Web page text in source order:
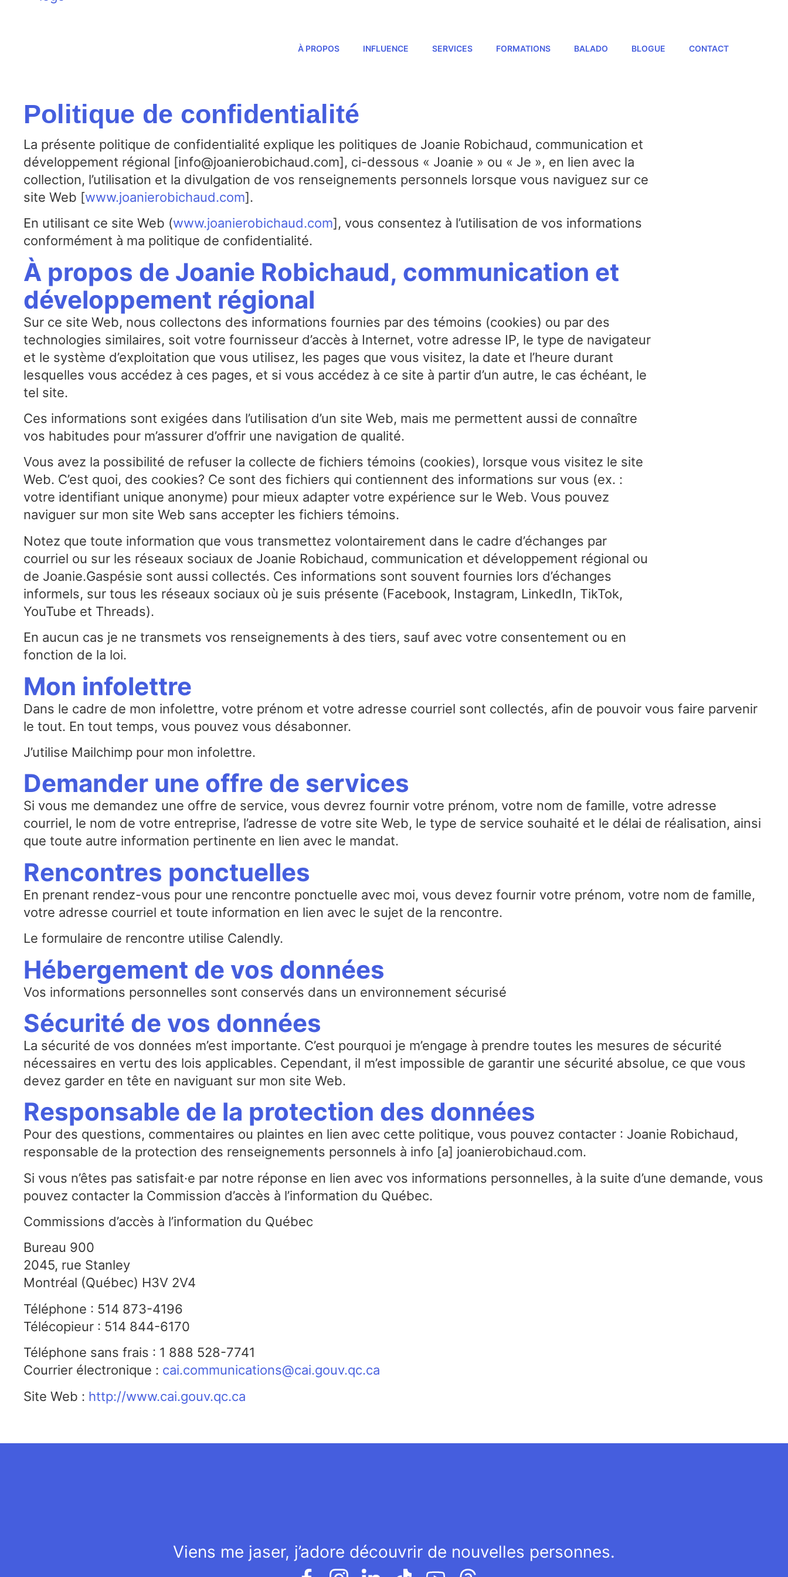
À PROPOS INFLUENCE SERVICES FORMATIONS BALADO BLOGUE CONTACT
Politique de confidentialité
La présente politique de confidentialité explique les politiques de Joanie Robichaud, communication et
développement régional [info@joanierobichaud.com], ci-dessous « Joanie » ou « Je », en lien avec la
collection, l’utilisation et la divulgation de vos renseignements personnels lorsque vous naviguez sur ce
site Web [www.joanierobichaud.com].
En utilisant ce site Web (www.joanierobichaud.com], vous consentez à l’utilisation de vos informations
conformément à ma politique de confidentialité.
À propos de Joanie Robichaud, communication et
développement régional
Sur ce site Web, nous collectons des informations fournies par des témoins (cookies) ou par des
technologies similaires, soit votre fournisseur d’accès à Internet, votre adresse IP, le type de navigateur
et le système d’exploitation que vous utilisez, les pages que vous visitez, la date et l’heure durant
lesquelles vous accédez à ces pages, et si vous accédez à ce site à partir d’un autre, le cas échéant, le
tel site.
Ces informations sont exigées dans l’utilisation d’un site Web, mais me permettent aussi de connaître
vos habitudes pour m’assurer d’offrir une navigation de qualité.
Vous avez la possibilité de refuser la collecte de fichiers témoins (cookies), lorsque vous visitez le site
Web. C’est quoi, des cookies? Ce sont des fichiers qui contiennent des informations sur vous (ex. :
votre identifiant unique anonyme) pour mieux adapter votre expérience sur le Web. Vous pouvez
naviguer sur mon site Web sans accepter les fichiers témoins.
Notez que toute information que vous transmettez volontairement dans le cadre d’échanges par
courriel ou sur les réseaux sociaux de Joanie Robichaud, communication et développement régional ou
de Joanie.Gaspésie sont aussi collectés. Ces informations sont souvent fournies lors d’échanges
informels, sur tous les réseaux sociaux où je suis présente (Facebook, Instagram, LinkedIn, TikTok,
YouTube et Threads).
En aucun cas je ne transmets vos renseignements à des tiers, sauf avec votre consentement ou en
fonction de la loi.
Mon infolettre
Dans le cadre de mon infolettre, votre prénom et votre adresse courriel sont collectés, afin de pouvoir vous faire parvenir
le tout. En tout temps, vous pouvez vous désabonner.
J’utilise Mailchimp pour mon infolettre.
Demander une offre de services
Si vous me demandez une offre de service, vous devrez fournir votre prénom, votre nom de famille, votre adresse
courriel, le nom de votre entreprise, l’adresse de votre site Web, le type de service souhaité et le délai de réalisation, ainsi
que toute autre information pertinente en lien avec le mandat.
Rencontres ponctuelles
En prenant rendez-vous pour une rencontre ponctuelle avec moi, vous devez fournir votre prénom, votre nom de famille,
votre adresse courriel et toute information en lien avec le sujet de la rencontre.
Le formulaire de rencontre utilise Calendly.
Hébergement de vos données
Vos informations personnelles sont conservés dans un environnement sécurisé
Sécurité de vos données
La sécurité de vos données m’est importante. C’est pourquoi je m’engage à prendre toutes les mesures de sécurité
nécessaires en vertu des lois applicables. Cependant, il m’est impossible de garantir une sécurité absolue, ce que vous
devez garder en tête en naviguant sur mon site Web.
Responsable de la protection des données
Pour des questions, commentaires ou plaintes en lien avec cette politique, vous pouvez contacter : Joanie Robichaud,
responsable de la protection des renseignements personnels à info [a] joanierobichaud.com.
Si vous n’êtes pas satisfait·e par notre réponse en lien avec vos informations personnelles, à la suite d’une demande, vous
pouvez contacter la Commission d’accès à l’information du Québec.
Commissions d’accès à l’information du Québec
Bureau 900
2045, rue Stanley
Montréal (Québec) H3V 2V4
Téléphone : 514 873-4196
Télécopieur : 514 844-6170
Téléphone sans frais : 1 888 528-7741
Courrier électronique : cai.communications@cai.gouv.qc.ca
Site Web : http://www.cai.gouv.qc.ca
Viens me jaser, j’adore découvrir de nouvelles personnes.